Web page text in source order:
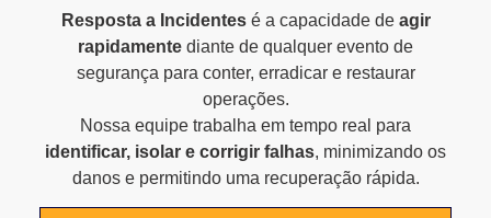
Resposta a Incidentesé a capacidade de agir
rapidamente diante de qualquer evento de
segurança para conter, erradicar e restaurar
operações.
Nossa equipe trabalha em tempo real para
identificar, isolar e corrigir falhas, minimizando os
danos e permitindo uma recuperação rápida.